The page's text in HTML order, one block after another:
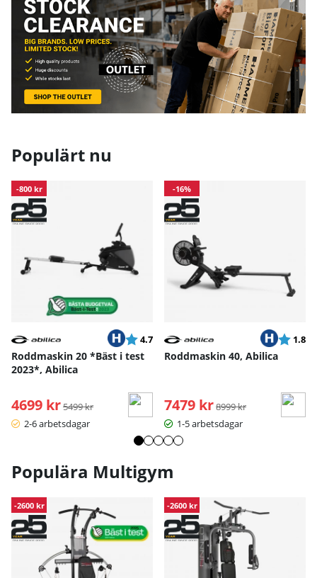
Populärt nu
-800 kr
Betyg:
4.7 utav 5 stjärnor
Roddmaskin 20 *Bäst i test
2023*, Abilica
4699 kr Ordinarie pris:
5499 kr
2-6 arbetsdagar
-16%
Betyg:
1.8
Roddmaskin 40, Abilica
7479 kr Ordinarie pris:
8999 kr
1-5 arbetsdagar
Populära Multigym
-2600 kr -2600 kr